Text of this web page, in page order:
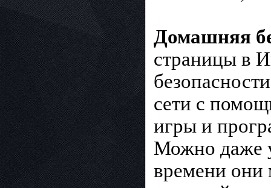
Домашняя
страницы в
сети с
игры и
Можно даже
времени они